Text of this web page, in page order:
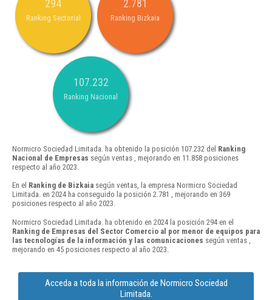
294
Ranking Sectorial
2.781
Ranking Bizkaia
107.232
Ranking Nacional
Normicro Sociedad Limitada. ha obtenido la posición 107.232 del Ranking
Nacional de Empresas según ventas , mejorando en 11.858 posiciones
respecto al año 2023.
En el Ranking de Bizkaia según ventas, la empresa Normicro Sociedad
Limitada. en 2024 ha conseguido la posición 2.781 , mejorando en 369
posiciones respecto al año 2023.
Normicro Sociedad Limitada. ha obtenido en 2024 la posición 294 en el
Ranking de Empresas del Sector Comercio al por menor de equipos para
las tecnologías de la información y las comunicaciones según ventas ,
mejorando en 45 posiciones respecto al año 2023.
Acceda a toda la información de Normicro Sociedad
Limitada.